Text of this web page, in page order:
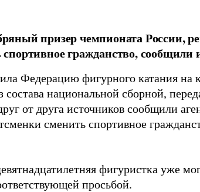
призер чемпионата России,
гражданство, сообщили
Федерацию фигурного катания на
национальной сборной,
от друга источников сообщили
сменить спортивное
фигуристка уже
просьбой.